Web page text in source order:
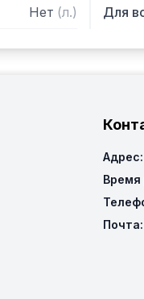
Нет (л.) Для
Адрес:
Время
Почта: